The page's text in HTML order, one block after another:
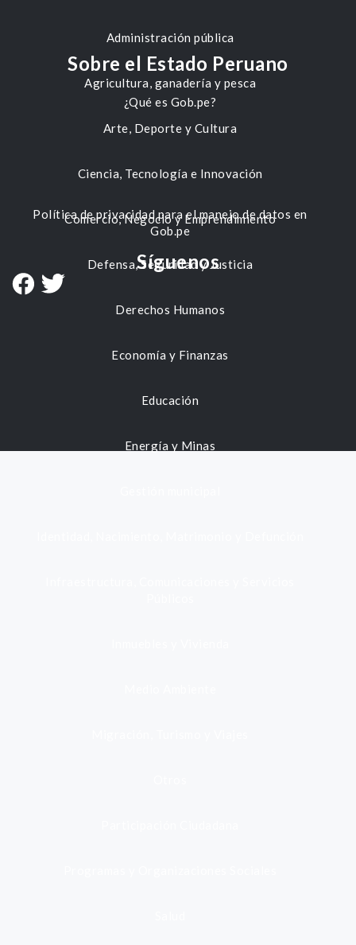
Administración pública
Agricultura, ganadería y pesca
Arte, Deporte y Cultura
Ciencia, Tecnología e Innovación
Comercio, Negocio y Emprendimiento
Defensa, Seguridad y Justicia
Derechos Humanos
Economía y Finanzas
Educación
Energía y Minas
Sobre el Estado Peruano
¿Qué es Gob.pe?
Política de privacidad para el manejo de datos en
Gob.pe
Síguenos